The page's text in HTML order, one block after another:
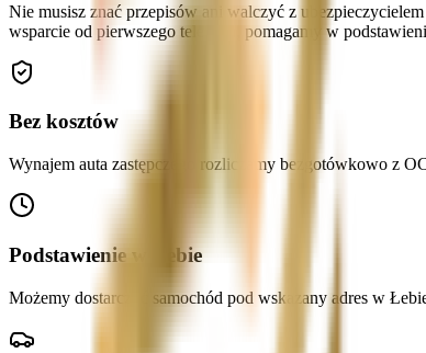
Nie musisz znać przepisów ani walczyć z
wsparcie od pierwszego telefonu, pomagamy w
Bez kosztów
Wynajem auta zastępczego rozliczamy bezgotówkowo z
Podstawienie w Łebie
Możemy dostarczyć samochód pod wskazany adres w